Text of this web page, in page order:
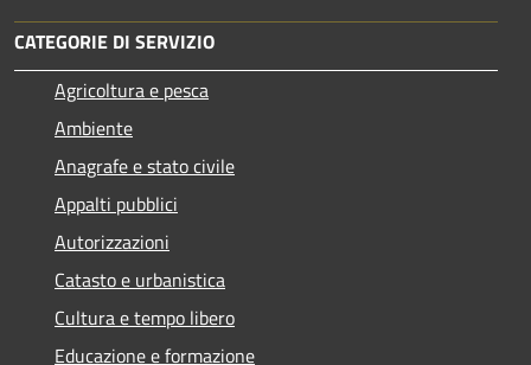
CATEGORIE DI SERVIZIO
Agricoltura e pesca
Ambiente
Anagrafe e stato civile
Appalti pubblici
Autorizzazioni
Catasto e urbanistica
Cultura e tempo libero
Educazione e formazione